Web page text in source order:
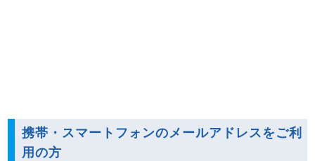
携帯・スマートフォンのメールアドレスをご利
用の方